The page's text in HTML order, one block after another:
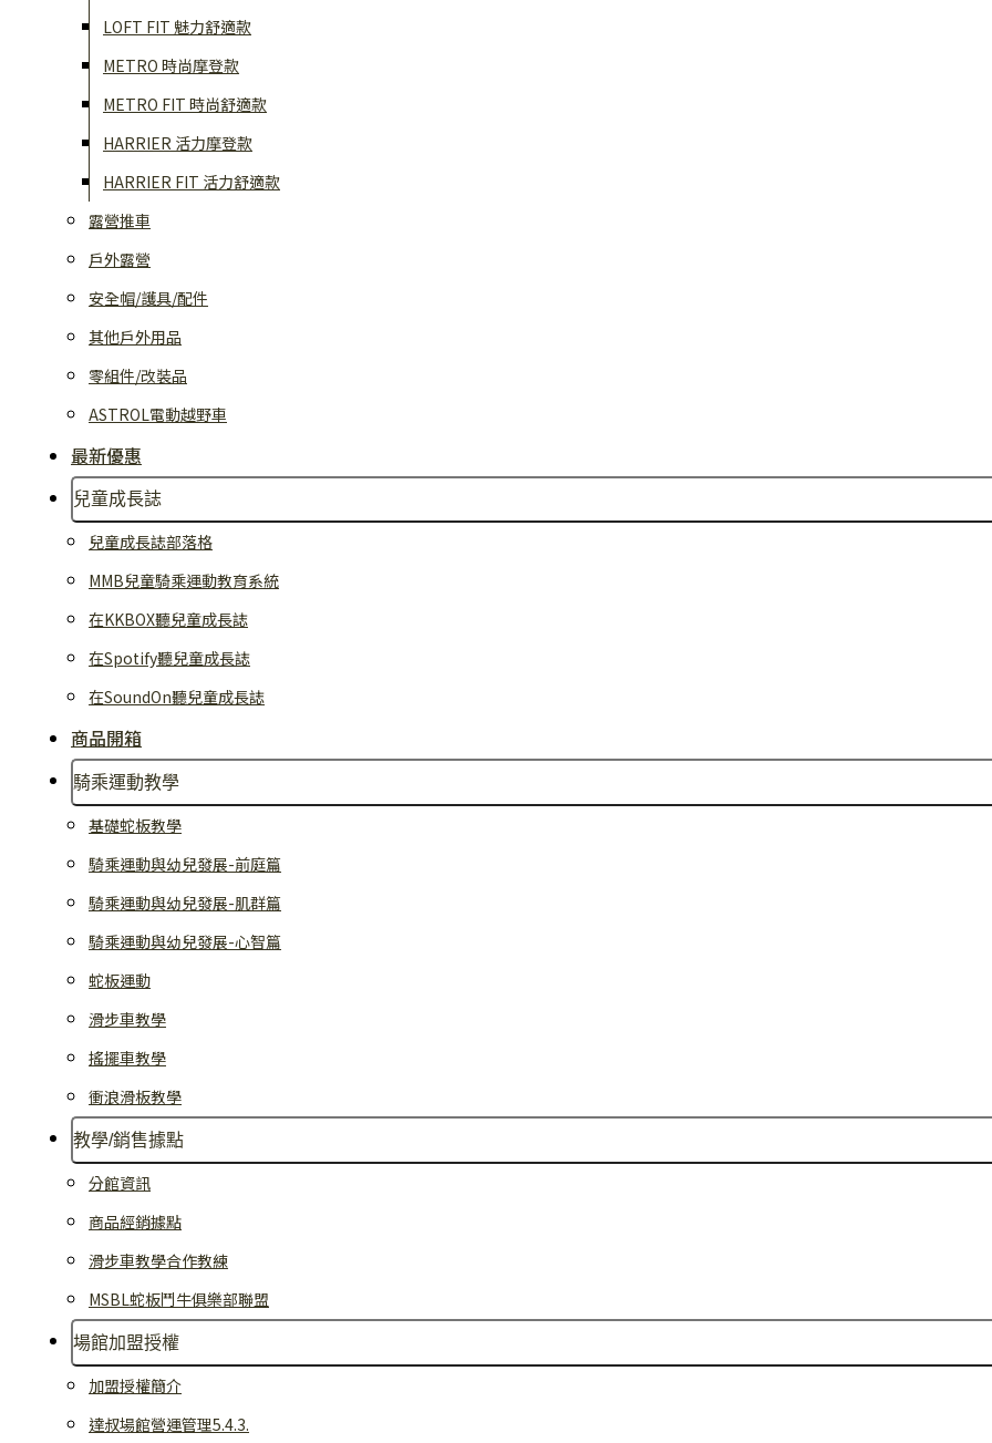
LOFT FIT 魅力舒適款
METRO 時尚摩登款
METRO FIT 時尚舒適款
HARRIER 活力摩登款
HARRIER FIT 活力舒適款
露營推車
戶外露營
安全帽/護具/配件
其他戶外用品
零組件/改裝品
ASTROL電動越野車
最新優惠
兒童成長誌
兒童成長誌部落格
MMB兒童騎乘運動教育系統
在KKBOX聽兒童成長誌
在Spotify聽兒童成長誌
在SoundOn聽兒童成長誌
商品開箱
騎乘運動教學
基礎蛇板教學
騎乘運動與幼兒發展-前庭篇
騎乘運動與幼兒發展-肌群篇
騎乘運動與幼兒發展-心智篇
蛇板運動
滑步車教學
搖擺車教學
衝浪滑板教學
教學/銷售據點
分館資訊
商品經銷據點
滑步車教學合作教練
MSBL蛇板鬥牛俱樂部聯盟
場館加盟授權
加盟授權簡介
達叔場館營運管理5.4.3.